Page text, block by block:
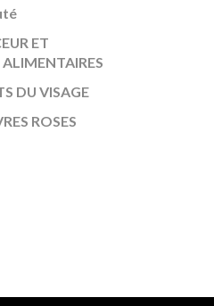
ET
DU VISAGE
ROSES